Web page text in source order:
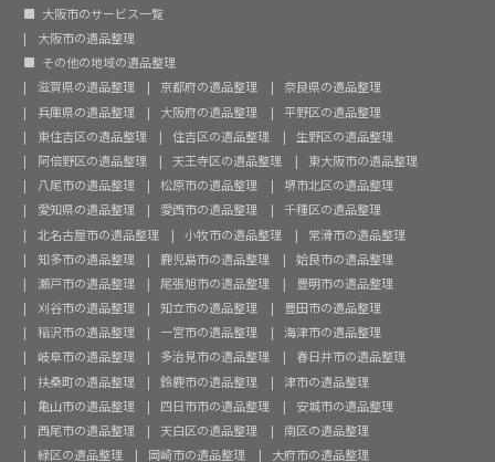
大阪市のサービス一覧
大阪市の遺品整理
その他の地域の遺品整理
滋賀県の遺品整理
京都府の遺品整理
奈良県の遺品整理
兵庫県の遺品整理
大阪府の遺品整理
平野区の遺品整理
東住吉区の遺品整理
住吉区の遺品整理
生野区の遺品整理
阿倍野区の遺品整理
天王寺区の遺品整理
東大阪市の遺品整理
八尾市の遺品整理
松原市の遺品整理
堺市北区の遺品整理
愛知県の遺品整理
愛西市の遺品整理
千種区の遺品整理
北名古屋市の遺品整理
小牧市の遺品整理
常滑市の遺品整理
知多市の遺品整理
鹿児島市の遺品整理
姶良市の遺品整理
瀬戸市の遺品整理
尾張旭市の遺品整理
豊明市の遺品整理
刈谷市の遺品整理
知立市の遺品整理
豊田市の遺品整理
稲沢市の遺品整理
一宮市の遺品整理
海津市の遺品整理
岐阜市の遺品整理
多治見市の遺品整理
春日井市の遺品整理
扶桑町の遺品整理
鈴鹿市の遺品整理
津市の遺品整理
亀山市の遺品整理
四日市市の遺品整理
安城市の遺品整理
西尾市の遺品整理
天白区の遺品整理
南区の遺品整理
緑区の遺品整理
岡崎市の遺品整理 大府市の遺品整理